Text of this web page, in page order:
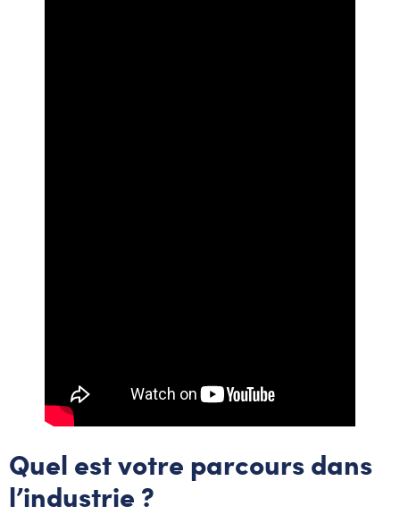
Quel est votre parcours dans
l’industrie ?